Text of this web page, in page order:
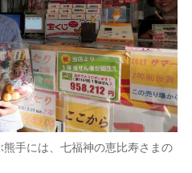
熊手には、七福神の恵比寿さまの